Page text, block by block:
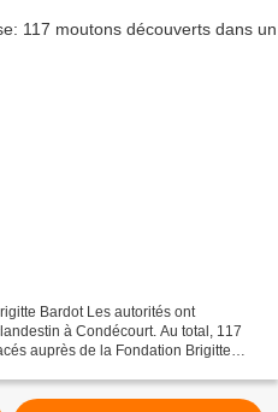
Bardot Les autorités ont
à Condécourt. Au total, 117
auprès de la Fondation Brigitte